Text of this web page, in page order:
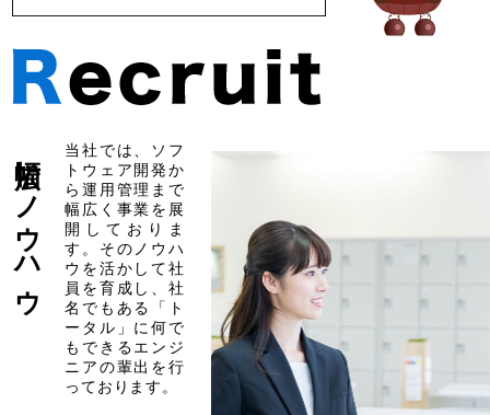
幅広いノウハウ
当社では、ソフ
トウェア開発か
ら運用管理まで
幅広く事業を展
開しておりま
す。そのノウハ
ウを活かして社
員を育成し、社
名でもある「ト
ータル」に何で
もできるエンジ
ニアの輩出を行
っております。